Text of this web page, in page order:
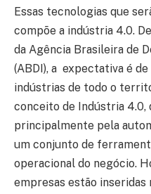
Essas tecnologias que
compõe a indústria 4.0.
da Agência Brasileira de
(ABDI), a expectativa é de
indústrias de todo o
conceito de Indústria 4.0,
principalmente pela
um conjunto de
operacional do negócio.
empresas estão inseridas